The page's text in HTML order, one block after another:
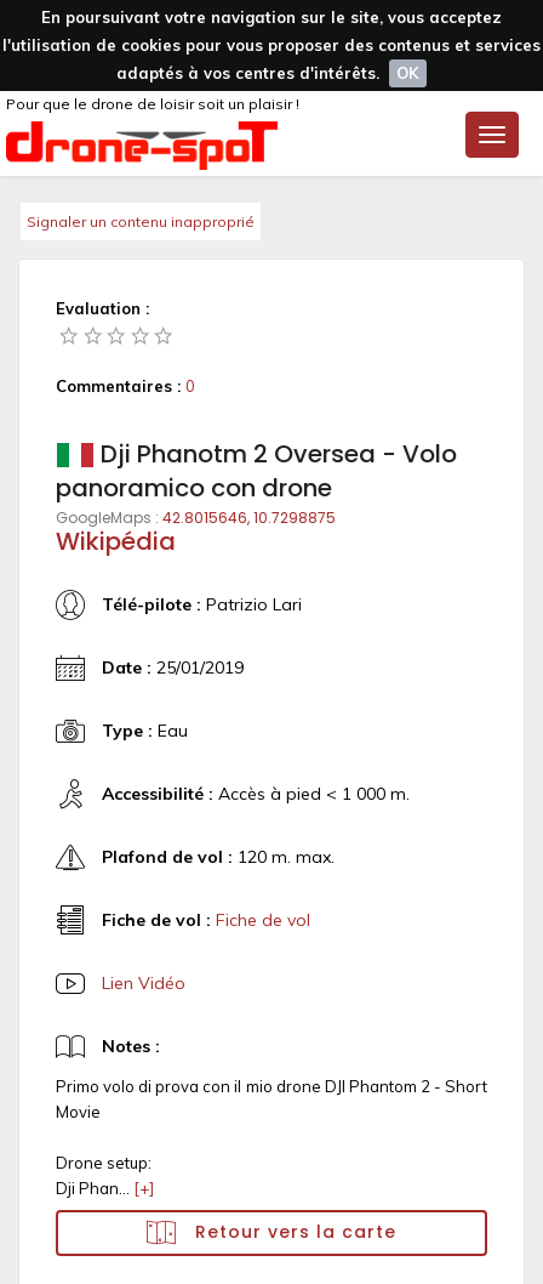
En poursuivant votre navigation sur le site, vous acceptez
l'utilisation de cookies pour vous proposer des contenus et services
adaptés à vos centres d'intérêts.
OK
Toggle
Pour que le drone de loisir soit un plaisir !
Signaler un contenu inapproprié
Evaluation :
Commentaires : 0
Dji Phanotm 2 Oversea - Volo
panoramico con drone
GoogleMaps : 42.8015646, 10.7298875
Wikipédia
Télé-pilote : Patrizio Lari
Date : 25/01/2019
Type : Eau
Accessibilité : Accès à pied < 1 000 m.
Plafond de vol : 120 m. max.
Fiche de vol : Fiche de vol
Lien Vidéo
Notes :
Primo volo di prova con il mio drone DJI Phantom 2 - Short
Movie
Drone setup:
Dji Phan... [+]
Retour vers la carte